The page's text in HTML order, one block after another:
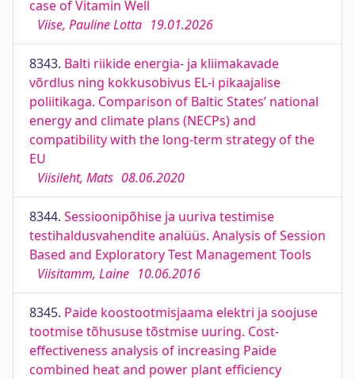
case of Vitamin Well
Viise, Pauline Lotta 19.01.2026
8343. Balti riikide energia- ja kliimakavade
võrdlus ning kokkusobivus EL-i pikaajalise
poliitikaga. Comparison of Baltic States’ national
energy and climate plans (NECPs) and
compatibility with the long-term strategy of the
EU
Viisileht, Mats 08.06.2020
8344. Sessioonipõhise ja uuriva testimise
testihaldusvahendite analüüs. Analysis of Session
Based and Exploratory Test Management Tools
Viisitamm, Laine 10.06.2016
8345. Paide koostootmisjaama elektri ja soojuse
tootmise tõhususe tõstmise uuring. Cost-
effectiveness analysis of increasing Paide
combined heat and power plant efficiency